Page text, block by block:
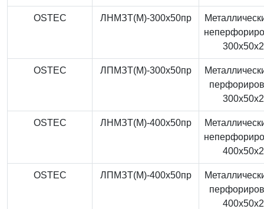
OSTEC ЛНМЗТ(М)-300x50пр
OSTEC ЛПМЗТ(М)-300x50пр
OSTEC ЛНМЗТ(М)-400x50пр
OSTEC ЛПМЗТ(М)-400x50пр